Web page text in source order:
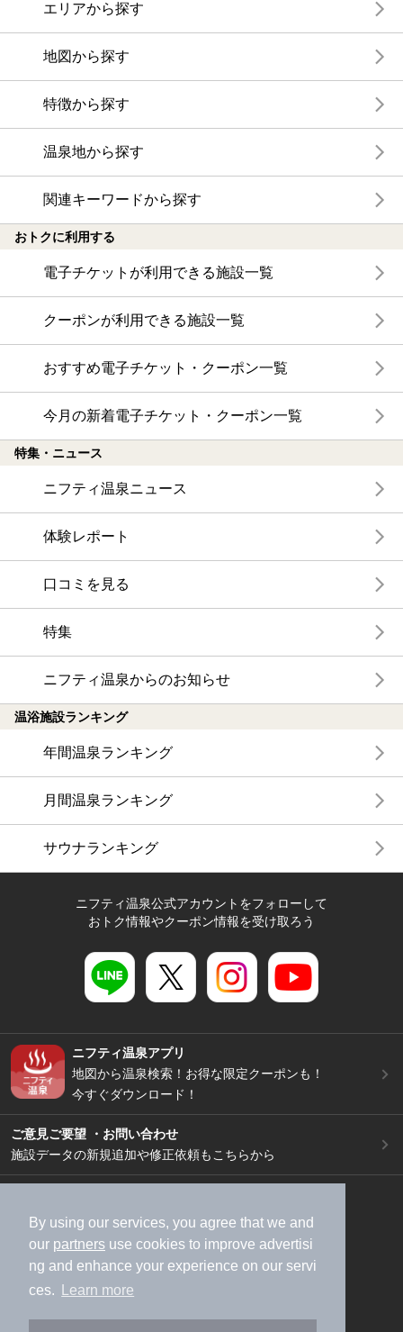
By using our services, you agree that we and
our partners use cookies to improve advertisi
ng and enhance your experience on our servi
ces.
Learn more
エリアから探す
地図から探す
特徴から探す
温泉地から探す
関連キーワードから探す
おトクに利用する
電子チケットが利用できる施設一覧
クーポンが利用できる施設一覧
おすすめ電子チケット・クーポン一覧
今月の新着電子チケット・クーポン一覧
特集・ニュース
ニフティ温泉ニュース
体験レポート
口コミを見る
特集
ニフティ温泉からのお知らせ
温浴施設ランキング
年間温泉ランキング
月間温泉ランキング
サウナランキング
ニフティ温泉公式アカウントをフォローして
おトク情報やクーポン情報を受け取ろう
ニフティ温泉アプリ
地図から温泉検索！お得な限定クーポンも！
今すぐダウンロード！
ご意見ご要望 ・お問い合わせ
施設データの新規追加や修正依頼もこちらから
加盟店募集（資料請求）
広告出稿のご案内
利用規約
ライフスタイルMEMBERS+規約
特定商取引法に基づく表記
ヘルプ
採用情報
運営会社